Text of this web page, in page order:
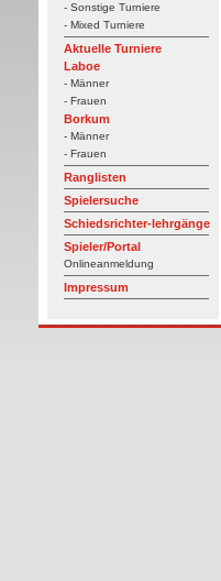
- Sonstige Turniere
- Mixed Turniere
Aktuelle Turniere
Laboe
- Männer
- Frauen
Borkum
- Männer
- Frauen
Ranglisten
Spielersuche
Schiedsrichter-lehrgänge
Spieler/Portal
Onlineanmeldung
Impressum